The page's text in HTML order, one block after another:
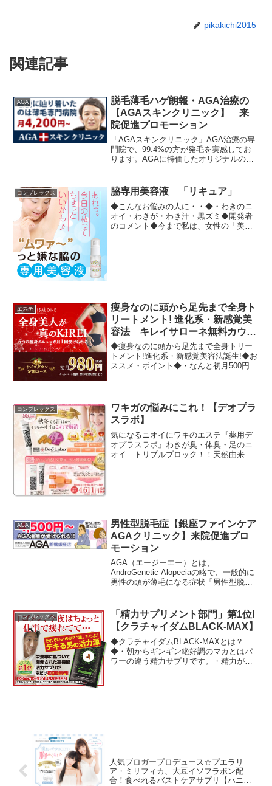
pikakichi2015
関連記事
AGA
脱毛薄毛ハゲ朗報・AGA治療の
【AGAスキンクリニック】 来
院促進プロモーション
「AGAスキンクリニック」AGA治療の専
門院で、99.4%の方が発毛を実感してお
ります。AGAに特価したオリジナルの発
ます。また、痛みを感じることなく治療
をする事が可能で...
コンプレックス 脇専用美容液 「リキュア」
◆こんなお悩みの人に・・◆・わきのニ
オイ・わきが・わき汗・黒ズミ◆開発者
のコメント◆今まで私は、女性の「美し
エステ
痩身なのに頭から足先まで全身ト
リートメント! 進化系・新感覚美
容法 キレイサローネ無料カウン
セリング来店プロモーション
◆痩身なのに頭から足先まで全身トリー
トメント!進化系・新感覚美容法誕生!◆お
ススメ・ポイント◆・なんと初月500円の
コンプレックス
ワキガの悩みにこれ！【デオプラ
スラボ】
気になるニオイにワキのエステ『薬用デ
オプラスラボ』わきが臭・体臭・足のニ
オイ トリプルブロック！！天然由来成
AGA
男性型脱毛症【銀座ファインケア
AGAクリニック】来院促進プロ
モーション
AGA（エージーエー）とは、
AndroGenetic Alopeciaの略で、一般的に
男性の頭が薄毛になる症状「男性型脱毛
握」「医学的観点によるAGA治療」「生
活改善や...
コンプレックス
「精力サプリメント部門」第1位!
【クラチャイダムBLACK-MAX】
◆クラチャイダムBLACK-MAXとは？
◆・朝からギンギン絶好調のマカとはパ
ワーの違う精力サプリです。・精力が出
人気ブロガープロデュース☆プエラリ
ア・ミリフィカ、大豆イソフラボン配
合！食べれるバストケアサプリ【ハニー